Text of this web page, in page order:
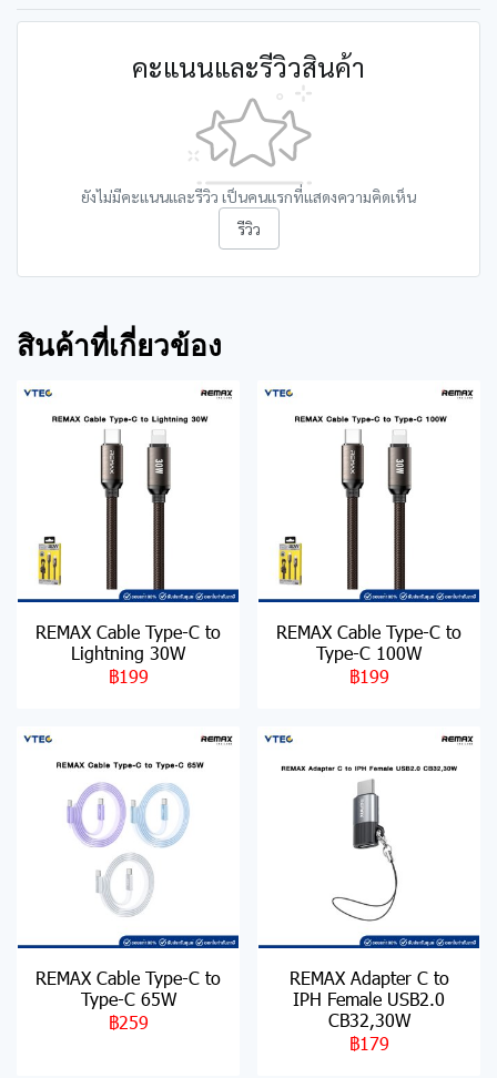
คะแนนและรีวิวสินค้า
ยังไม่มีคะแนนและรีวิว เป็นคนแรกที่แสดงความคิดเห็น
รีวิว
สินค้าที่เกี่ยวข้อง
REMAX Cable Type-C to
Lightning 30W
฿199
REMAX Cable Type-C to
Type-C 100W
฿199
REMAX Cable Type-C to
Type-C 65W
฿259
REMAX Adapter C to
IPH Female USB2.0
CB32,30W
฿179